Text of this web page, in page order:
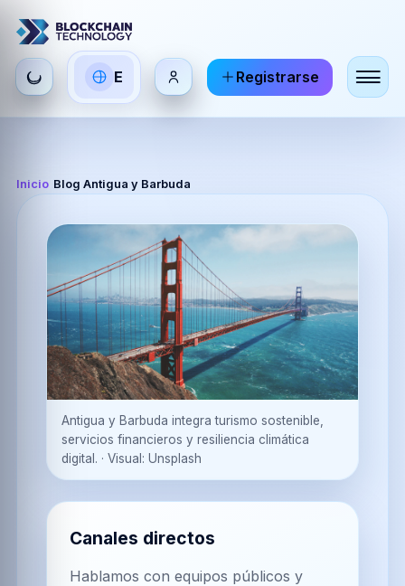
Seleccionar
idioma
E
ES
Español English
FR
Français
HI
ZH
中文 日本語 Português
AR
العربية
BR
Brezhoneg
KO
한국어
PT-BR
(Brasil)
NL HR
Registrarse
Inicio/ Blog Antigua y Barbuda
Antigua y Barbuda integra turismo sostenible,
servicios financieros y resiliencia climática
digital. · Visual: Unsplash
Canales directos
Hablamos con equipos públicos y